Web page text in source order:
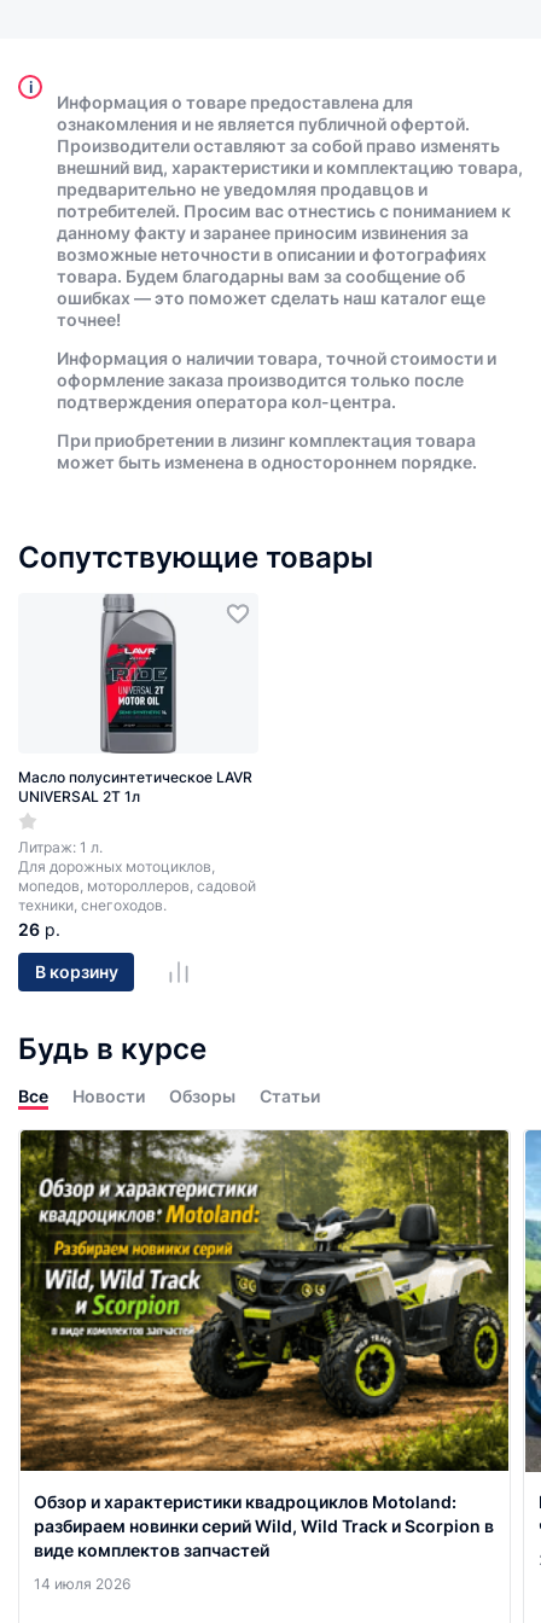
i
Информация о товаре предоставлена для
ознакомления и не является публичной офертой.
Производители оставляют за собой право изменять
внешний вид, характеристики и комплектацию товара,
предварительно не уведомляя продавцов и
потребителей. Просим вас отнестись с пониманием к
данному факту и заранее приносим извинения за
возможные неточности в описании и фотографиях
товара. Будем благодарны вам за сообщение об
ошибках — это поможет сделать наш каталог еще
точнее!
Информация о наличии товара, точной стоимости и
оформление заказа производится только после
подтверждения оператора кол-центра.
При приобретении в лизинг комплектация товара
может быть изменена в одностороннем порядке.
Сопутствующие товары
Масло полусинтетическое LAVR
UNIVERSAL 2T 1л
Литраж: 1 л.
Для дорожных мотоциклов,
мопедов, мотороллеров, садовой
техники, снегоходов.
26 р.
В корзину
Будь в курсе
Все Новости Обзоры Статьи
Обзор и характеристики квадроциклов Motoland:
разбираем новинки серий Wild, Wild Track и Scorpion в
виде комплектов запчастей
14 июля 2026